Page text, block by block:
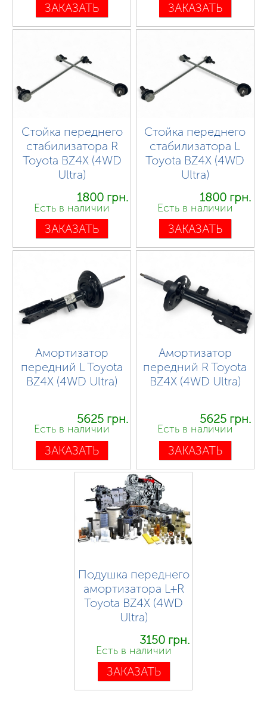
ЗАКАЗАТЬ ЗАКАЗАТЬ
Стойка переднего
стабилизатора R
Toyota BZ4X (4WD
Ultra)
1800 грн.
Есть в наличии
ЗАКАЗАТЬ
Стойка переднего
стабилизатора L
Toyota BZ4X (4WD
Ultra)
1800 грн.
Есть в наличии
ЗАКАЗАТЬ
Амортизатор
передний L Toyota
BZ4X (4WD Ultra)
5625 грн.
Есть в наличии
ЗАКАЗАТЬ
Амортизатор
передний R Toyota
BZ4X (4WD Ultra)
5625 грн.
Есть в наличии
ЗАКАЗАТЬ
Подушка переднего
амортизатора L+R
Toyota BZ4X (4WD
Ultra)
3150 грн.
Есть в наличии
ЗАКАЗАТЬ